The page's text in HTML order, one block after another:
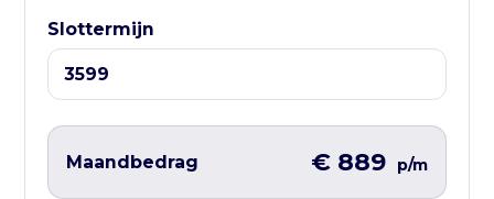
⏰ Openingstijden:
Liever direct contact?
wij nemen zo snel mogelijk contact met
Slottermijn
Maandbedrag € 889 p/m